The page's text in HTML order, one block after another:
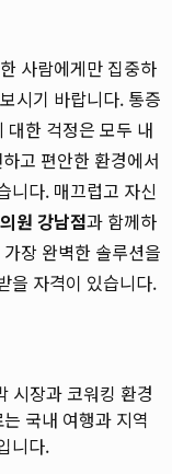
사람에게만 집중하
시기 바랍니다. 통증
대한 걱정은 모두 내
고 편안한 환경에서
니다. 매끄럽고 자신
원 강남점과 함께하
장 완벽한 솔루션을
을 자격이 있습니다.
시장과 코워킹 환경
국내 여행과 지역
니다.